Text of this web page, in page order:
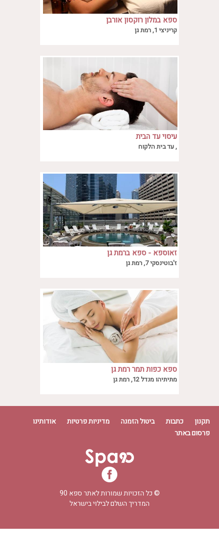
שיאצו
מחפשים יום של רגיעה והתחדשות? אל תחפשו
ספא במלון רוקסון אורבן
רמת גן - Spa Roxon
קריניצי 1, רמת גן
עיסוי עד הבית
עיסוי עד הבית
, עד בית הלקוח
זאוספא רמת גן מזמין אתכם לחוויה בלתי
נשכחת במחירים סופר משתלמים.
זאוספא - ספא ברמת גן
ז'בוטינסקי 7, רמת גן
ספא כפות תמר רמת גן
מתיתיהו מנדל 12, רמת גן
תקנון כתבות ביטול הזמנה מדיניות פרטיות
אודותינו
פרסום באתר
© כל הזכויות שמורות לאתרספא 90
המדריך השלם לבילוי בישראל